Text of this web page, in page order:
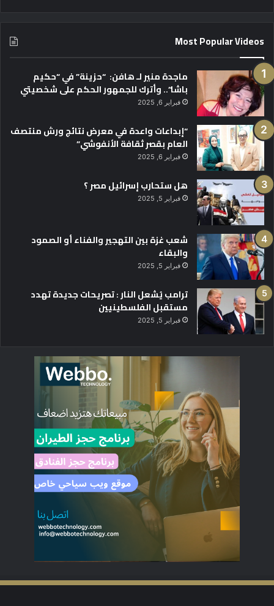
Most Popular Videos
ماجدة منير لـ هافن: “حزينة” في “حكيم
باشا”.. وأترك للجمهور الحكم على شخصيتي
فبراير 6, 2025
“إبداعات واعدة في معرض نتائج ورش منتصف
العام بقصر ثقافة الأنفوشي”
فبراير 6, 2025
هل ستحارب إسرائيل مصر ؟
فبراير 5, 2025
شعب غزة بين التهجير والفناء أو الصمود
والبقاء
فبراير 5, 2025
ترامب يُشعل النار : تصريحات جديدة تهدد
مستقبل الفلسطينيين
فبراير 5, 2025